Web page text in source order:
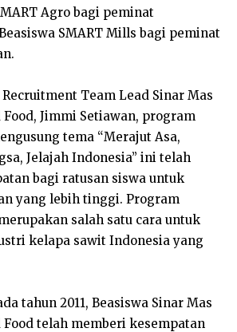
Agro bagi peminat
SMART Mills bagi peminat
Team Lead Sinar Mas
Jimmi Setiawan, program
tema “Merajut Asa,
Jelajah Indonesia” ini telah
bagi ratusan siswa untuk
yang lebih tinggi. Program
salah satu cara untuk
kelapa sawit Indonesia yang
tahun 2011, Beasiswa Sinar Mas
telah memberi kesempatan